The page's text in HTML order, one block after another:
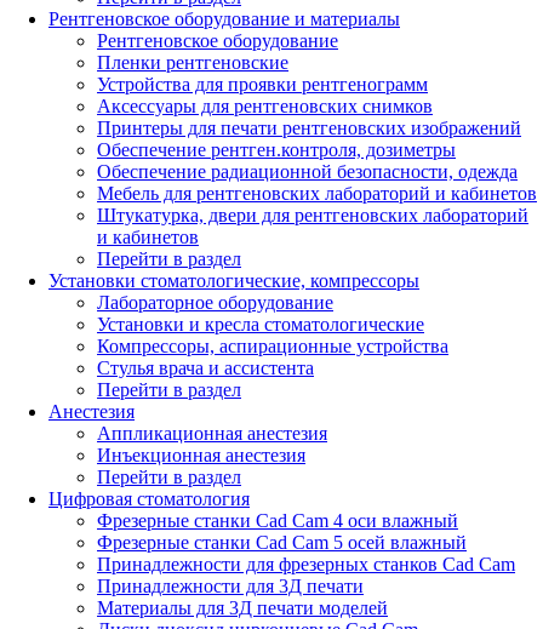
Рентгеновское оборудование и материалы
Рентгеновское оборудование
Пленки рентгеновские
Устройства для проявки рентгенограмм
Аксессуары для рентгеновских снимков
Принтеры для печати рентгеновских изображений
Обеспечение рентген.контроля, дозиметры
Обеспечение радиационной безопасности, одежда
Мебель для рентгеновских лабораторий и кабинетов
Штукатурка, двери для рентгеновских лабораторий
и кабинетов
Перейти в раздел
Установки стоматологические, компрессоры
Лабораторное оборудование
Установки и кресла стоматологические
Компрессоры, аспирационные устройства
Стулья врача и ассистента
Перейти в раздел
Анестезия
Аппликационная анестезия
Инъекционная анестезия
Перейти в раздел
Цифровая стоматология
Фрезерные станки Cad Cam 4 оси влажный
Фрезерные станки Cad Cam 5 осей влажный
Принадлежности для фрезерных станков Cad Cam
Принадлежности для 3Д печати
Материалы для 3Д печати моделей